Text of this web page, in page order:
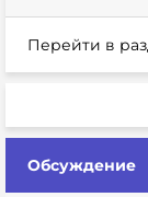
Перейти в
Обсуждение